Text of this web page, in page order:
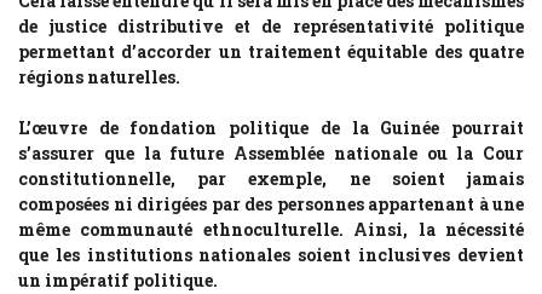
de justice distributive et de représentativité politique
permettant d’accorder un traitement équitable des quatre
régions naturelles.
L’œuvre de fondation politique de la Guinée pourrait
s’assurer que la future Assemblée nationale ou la Cour
constitutionnelle, par exemple, ne soient jamais
composées ni dirigées par des personnes appartenant à une
même communauté ethnoculturelle. Ainsi, la nécessité
que les institutions nationales soient inclusives devient
un impératif politique.